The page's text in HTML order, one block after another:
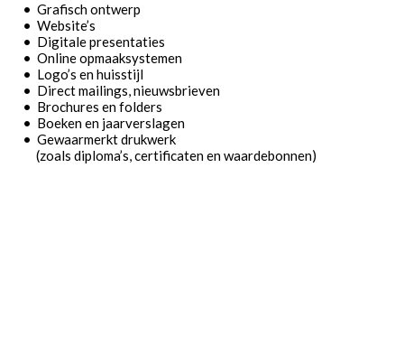
• Grafisch ontwerp
• Website’s
• Digitale presentaties
• Online opmaaksystemen
• Logo’s en huisstijl
• Direct mailings, nieuwsbrieven
• Brochures en folders
• Boeken en jaarverslagen
• Gewaarmerkt drukwerk
(zoals diploma’s, certificaten en waardebonnen)